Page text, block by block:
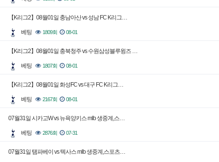
【K리그2】08월01일 충남아산 vs 성남 FC K리그…
베팅 1809회 08-01
【K리그2】08월01일 충북청주 vs 수원삼성블루윙즈 …
베팅 1807회 08-01
【K리그2】08월01일 화성FC vs 대구 FC K리그…
베팅 2167회 08-01
07월31일 시카고W vs 뉴욕양키스 mlb 생중계,스…
베팅 2876회 07-31
07월31일 탬파베이 vs 텍사스 mlb 생중계,스포츠…